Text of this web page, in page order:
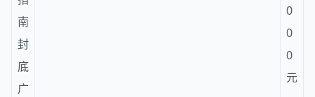
南
封
底
广
0
0
0
元